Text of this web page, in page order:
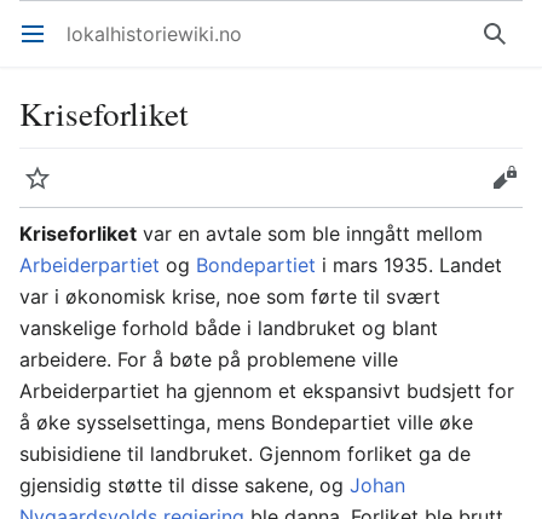
Åpne hovedmenyen lokalhistoriewiki.no Søk
Kriseforliket
Overvåk
Rediger
Kriseforliket var en avtale som ble inngått mellom
Arbeiderpartiet og Bondepartiet i mars 1935. Landet
var i økonomisk krise, noe som førte til svært
vanskelige forhold både i landbruket og blant
arbeidere. For å bøte på problemene ville
Arbeiderpartiet ha gjennom et ekspansivt budsjett for
å øke sysselsettinga, mens Bondepartiet ville øke
subisidiene til landbruket. Gjennom forliket ga de
gjensidig støtte til disse sakene, og Johan